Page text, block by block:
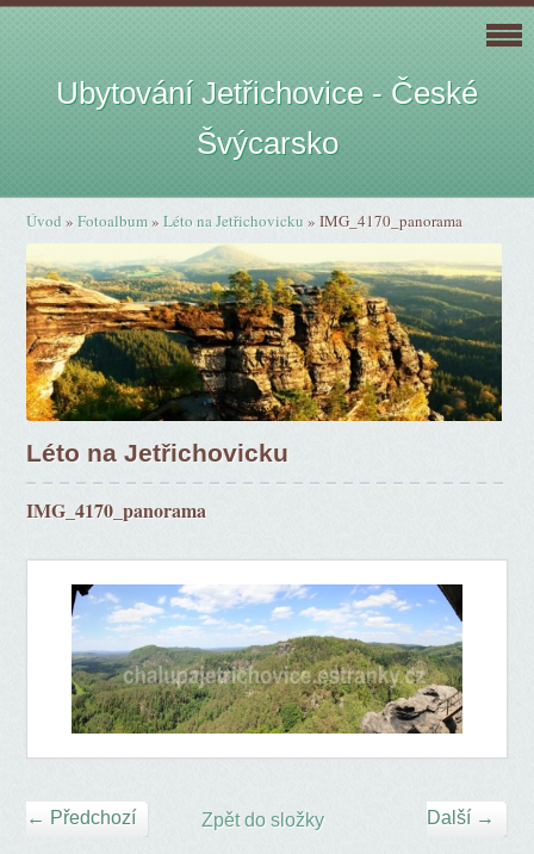
Ubytování Jetřichovice - České
Švýcarsko
Úvod »Fotoalbum»Léto na Jetřichovicku »IMG_4170_panorama
Léto na Jetřichovicku
IMG_4170_panorama
← Předchozí Další →
Zpět do složky